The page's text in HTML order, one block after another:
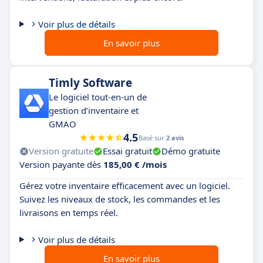
Voir plus de détails
En savoir plus
Timly Software
Le logiciel tout-en-un de
gestion d’inventaire et
GMAO
4.5Basé sur 2 avis
Version gratuite Essai gratuit
Démo gratuite
Version payante dès 185,00 € /mois
Gérez votre inventaire efficacement avec un logiciel.
Suivez les niveaux de stock, les commandes et les
livraisons en temps réel.
Voir plus de détails
En savoir plus